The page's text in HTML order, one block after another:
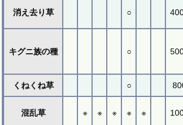
消え去り草 ○
キグニ族の種 ○
くねくね草 ○
混乱草 ※ ※ ※ ※ ※